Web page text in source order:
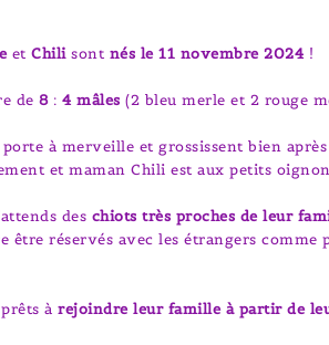
et Chili sont nés le 11 novembre 2024!
de 8: 4 mâles (2 bleu merle et 2 rouge
à merveille et grossissent bien
et maman Chili est aux petits
des chiots très proches de leur
être réservés avec les étrangers
à rejoindre leur famille à partir de